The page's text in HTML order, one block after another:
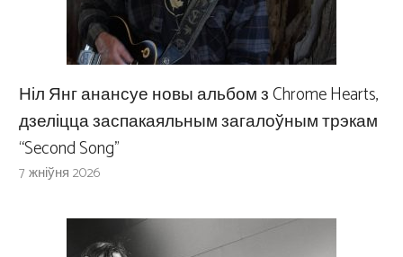
Ніл Янг анансуе новы альбом з Chrome Hearts,
дзеліцца заспакаяльным загалоўным трэкам
“Second Song”
7 жніўня 2026